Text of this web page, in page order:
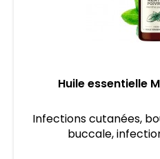
Huile essentielle
Infections cutanées,
buccale,